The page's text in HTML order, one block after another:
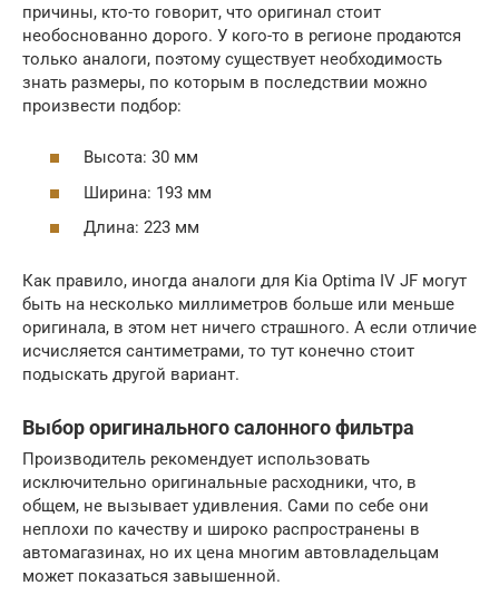
причины, кто-то говорит, что оригинал стоит
необоснованно дорого. У кого-то в регионе продаются
только аналоги, поэтому существует необходимость
знать размеры, по которым в последствии можно
произвести подбор:
Высота: 30 мм
Ширина: 193 мм
Длина: 223 мм
Как правило, иногда аналоги для Kia Optima IV JF могут
быть на несколько миллиметров больше или меньше
оригинала, в этом нет ничего страшного. А если отличие
исчисляется сантиметрами, то тут конечно стоит
подыскать другой вариант.
Выбор оригинального салонного фильтра
Производитель рекомендует использовать
исключительно оригинальные расходники, что, в
общем, не вызывает удивления. Сами по себе они
неплохи по качеству и широко распространены в
автомагазинах, но их цена многим автовладельцам
может показаться завышенной.